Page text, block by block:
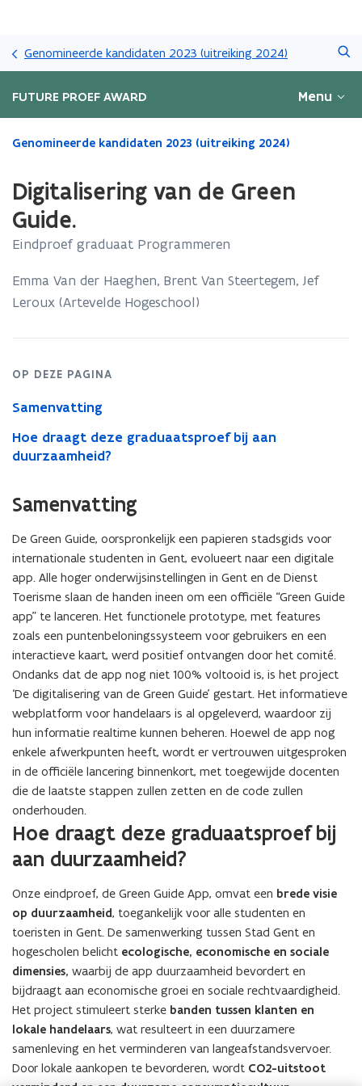
en
naar
gaan
Genomineerde kandidaten 2023 (uitreiking 2024)
FUTURE PROEF AWARD Menu
Gedaan
bevindt
zich
op:
van
Green
Genomineerde kandidaten 2023 (uitreiking 2024)
Digitalisering van de Green
Guide.
Eindproef graduaat Programmeren
Emma Van der Haeghen, Brent Van Steertegem, Jef
Leroux (Artevelde Hogeschool)
OP DEZE PAGINA
Samenvatting
Hoe draagt deze graduaatsproef bij aan
duurzaamheid?
Samenvatting
De Green Guide, oorspronkelijk een papieren stadsgids voor
internationale studenten in Gent, evolueert naar een digitale
app. Alle hoger onderwijsinstellingen in Gent en de Dienst
Toerisme slaan de handen ineen om een officiële “Green Guide
app” te lanceren. Het functionele prototype, met features
zoals een puntenbeloningssysteem voor gebruikers en een
interactieve kaart, werd positief ontvangen door het comité.
Ondanks dat de app nog niet 100% voltooid is, is het project
‘De digitalisering van de Green Guide’ gestart. Het informatieve
webplatform voor handelaars is al opgeleverd, waardoor zij
hun informatie realtime kunnen beheren. Hoewel de app nog
enkele afwerkpunten heeft, wordt er vertrouwen uitgesproken
in de officiële lancering binnenkort, met toegewijde docenten
die de laatste stappen zullen zetten en de code zullen
onderhouden.
Hoe draagt deze graduaatsproef bij
aan duurzaamheid?
Onze eindproef, de Green Guide App, omvat een brede visie
op duurzaamheid, toegankelijk voor alle studenten en
toeristen in Gent. De samenwerking tussen Stad Gent en
hogescholen belicht ecologische, economische en sociale
dimensies, waarbij de app duurzaamheid bevordert en
bijdraagt aan economische groei en sociale rechtvaardigheid.
Het project stimuleert sterke banden tussen klanten en
lokale handelaars, wat resulteert in een duurzamere
samenleving en het verminderen van langeafstandsvervoer.
Door lokale aankopen te bevorderen, wordt CO2-uitstoot